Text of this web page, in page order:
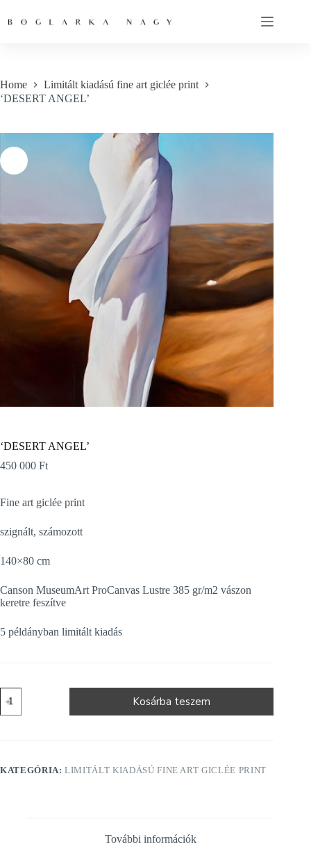
Home
Limitált kiadású fine art giclée print
‘DESERT ANGEL’
‘DESERT ANGEL’
450 000 Ft
Fine art giclée print
szignált, számozott
140×80 cm
Canson MuseumArt ProCanvas Lustre 385 gr/m2 vászon
keretre feszítve
5 példányban limitált kiadás
ANGEL'
mennyiség
Kosárba teszem
KATEGÓRIA:LIMITÁLT KIADÁSÚ FINE ART GICLÉE PRINT
További információk